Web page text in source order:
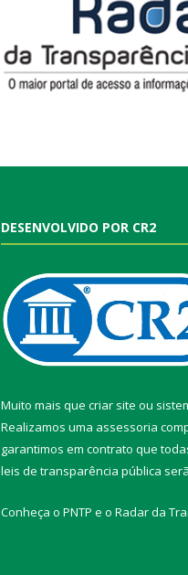
DESENVOLVIDO POR CR2
Muito mais que criar site ou
Realizamos uma assessoria
garantimos em contrato que
leis de transparência pública
Conheça o PNTP e o Radar da